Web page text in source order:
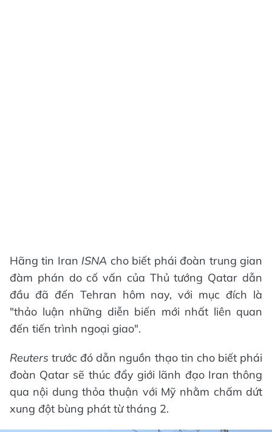
Hãng tin Iran ISNA cho biết phái đoàn trung gian
đàm phán do cố vấn của Thủ tướng Qatar dẫn
đầu đã đến Tehran hôm nay, với mục đích là
"thảo luận những diễn biến mới nhất liên quan
đến tiến trình ngoại giao".
Reuters trước đó dẫn nguồn thạo tin cho biết phái
đoàn Qatar sẽ thúc đẩy giới lãnh đạo Iran thông
qua nội dung thỏa thuận với Mỹ nhằm chấm dứt
xung đột bùng phát từ tháng 2.